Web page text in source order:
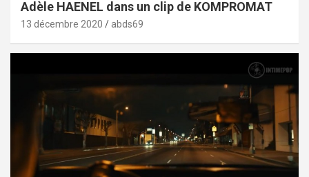
Adèle HAENEL dans un clip de KOMPROMAT
13 décembre 2020 abds69